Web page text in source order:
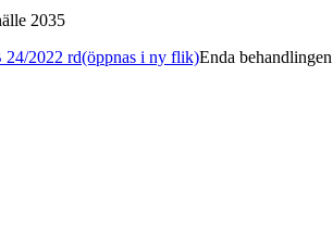
2035
2022 rd(öppnas i ny flik)Enda behandlingen